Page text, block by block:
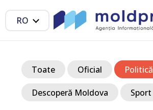
RO
Toate Oficial Politică
Descoperă Moldova Sport